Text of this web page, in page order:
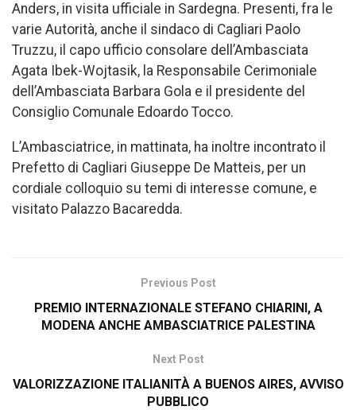
Anders, in visita ufficiale in Sardegna. Presenti, fra le
varie Autorità, anche il sindaco di Cagliari Paolo
Truzzu, il capo ufficio consolare dell’Ambasciata
Agata Ibek-Wojtasik, la Responsabile Cerimoniale
dell’Ambasciata Barbara Gola e il presidente del
Consiglio Comunale Edoardo Tocco.
L’Ambasciatrice, in mattinata, ha inoltre incontrato il
Prefetto di Cagliari Giuseppe De Matteis, per un
cordiale colloquio su temi di interesse comune, e
visitato Palazzo Bacaredda.
Previous Post
PREMIO INTERNAZIONALE STEFANO CHIARINI, A
MODENA ANCHE AMBASCIATRICE PALESTINA
Next Post
VALORIZZAZIONE ITALIANITÀ A BUENOS AIRES, AVVISO
PUBBLICO